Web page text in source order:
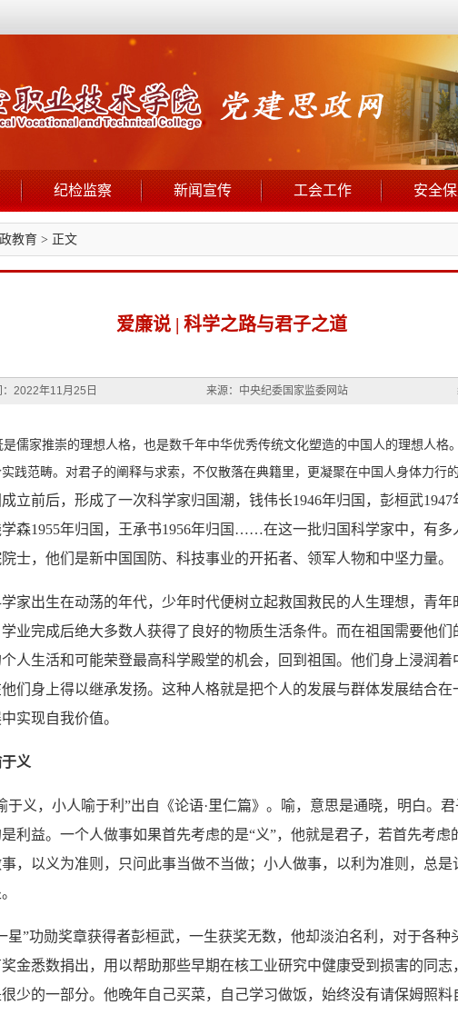
纪检监察 新闻宣传 工会工作 安全
教育 > 正文
爱廉说 | 科学之路与君子之道
2022年11月25日 来源：中央纪委国家监委网站
儒家推崇的理想人格，也是数千年中华优秀传统文化塑造的中国人的理想人格
践范畴。对君子的阐释与求索，不仅散落在典籍里，更凝聚在中国人身体力行的
前后，形成了一次科学家归国潮，钱伟长1946年归国，彭桓武1947
学森1955年归国，王承书1956年归国……在这一批归国科学家中，有多
士，他们是新中国国防、科技事业的开拓者、领军人物和中坚力量。
出生在动荡的年代，少年时代便树立起救国救民的人生理想，青年
业完成后绝大多数人获得了良好的物质生活条件。而在祖国需要他们
人生活和可能荣登最高科学殿堂的机会，回到祖国。他们身上浸润着
们身上得以继承发扬。这种人格就是把个人的发展与群体发展结合在
实现自我价值。
义
义，小人喻于利”出自《论语·里仁篇》。喻，意思是通晓，明白。君
利益。一个人做事如果首先考虑的是“义”，他就是君子，若首先考虑
，以义为准则，只问此事当做不当做；小人做事，以利为准则，总是
”功勋奖章获得者彭桓武，一生获奖无数，他却淡泊名利，对于各种
金悉数捐出，用以帮助那些早期在核工业研究中健康受到损害的同志
少的一部分。他晚年自己买菜，自己学习做饭，始终没有请保姆照料